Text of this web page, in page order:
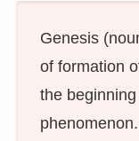
Genesis
of formation
the
phenomenon.